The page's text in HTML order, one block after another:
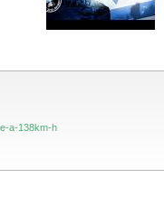
a-138km-h